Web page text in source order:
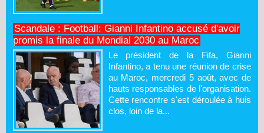
Scandale : Football: Gianni Infantino accusé d'avoir
promis la finale du Mondial 2030 au Maroc
Le président de la Fifa, Gianni
Infantino, a tenu une réunion de crise
au Maroc, mercredi 5 août, avec de
hauts responsables de l'organisation.
Cette rencontre s'est déroulée à huis
clos, loin de la...